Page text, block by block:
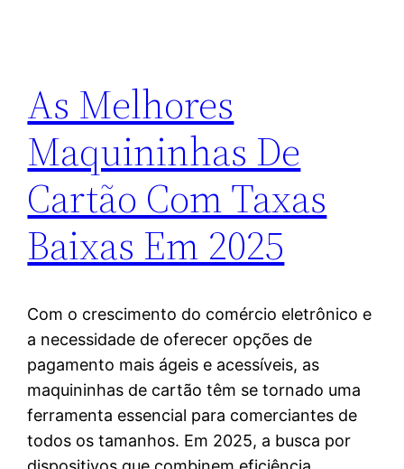
As Melhores
Maquininhas De
Cartão Com Taxas
Baixas Em 2025
Com o crescimento do comércio eletrônico e
a necessidade de oferecer opções de
pagamento mais ágeis e acessíveis, as
maquininhas de cartão têm se tornado uma
ferramenta essencial para comerciantes de
todos os tamanhos. Em 2025, a busca por